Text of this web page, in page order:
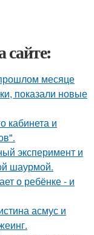
сайте:
месяце
показали новые
кабинета и
эксперимент и
шаурмой.
о ребёнке - и
асмус и